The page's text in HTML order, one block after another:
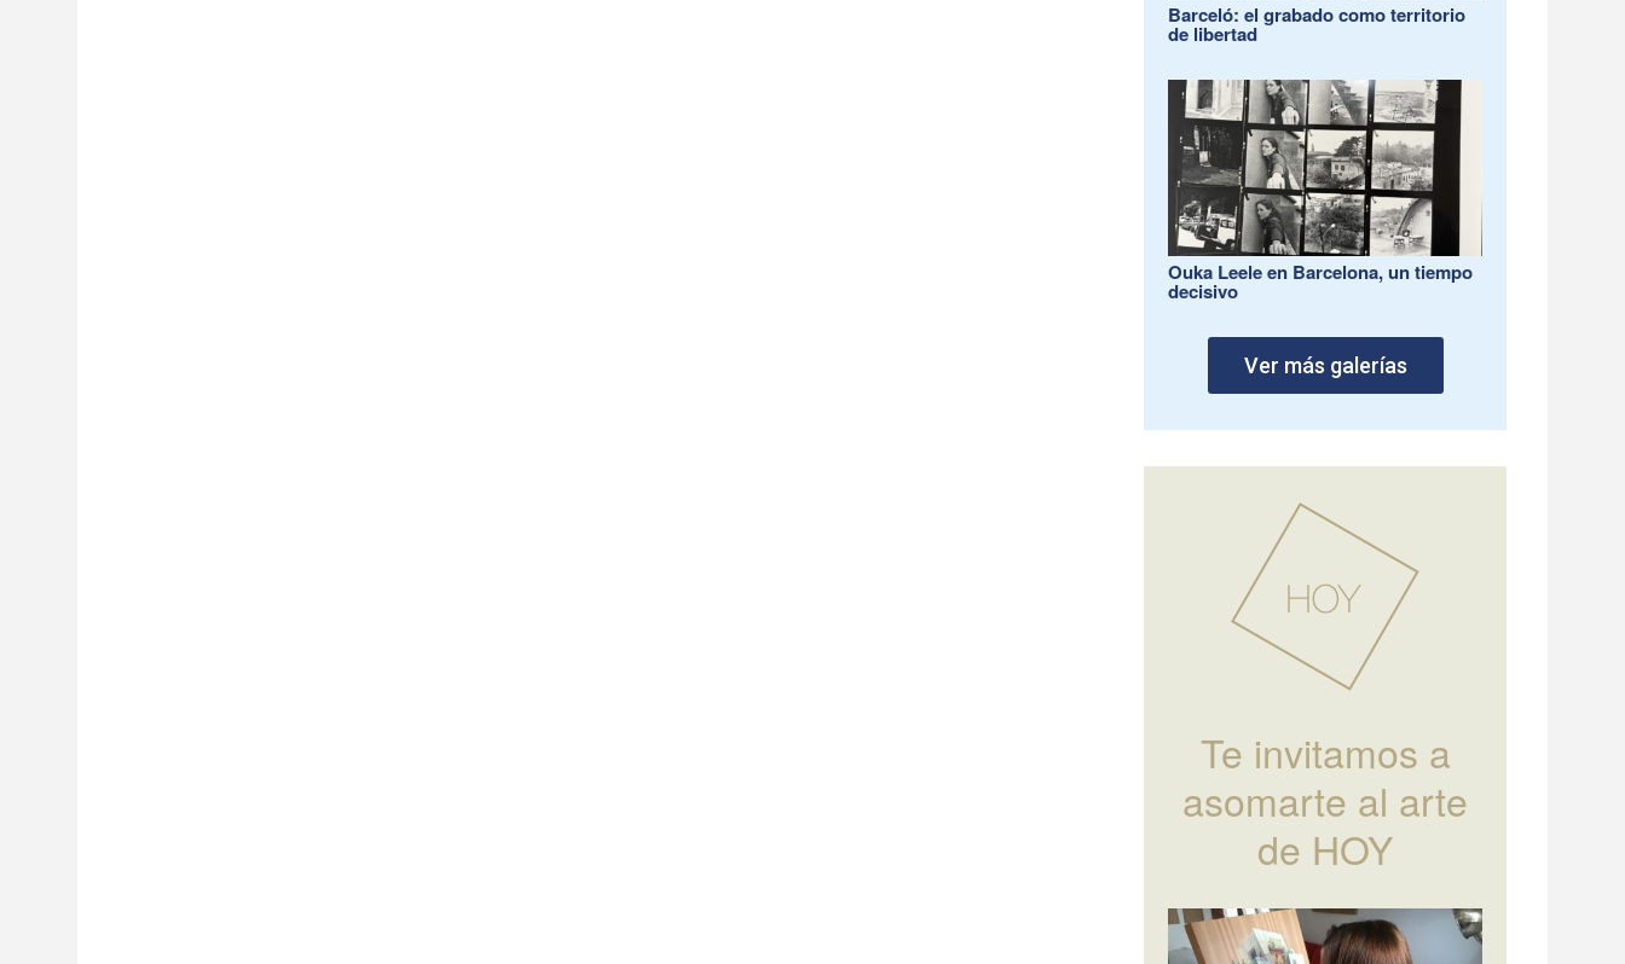
Barceló: el grabado como territorio
de libertad
Ouka Leele en Barcelona, un tiempo
decisivo
Ver más galerías
Te invitamos a
asomarte al arte
de HOY